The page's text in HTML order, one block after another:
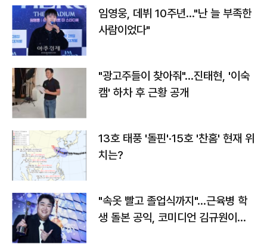
임영웅, 데뷔 10주년…"난 늘 부족한
사람이었다"
"광고주들이 찾아줘"…진태현, '이숙
캠' 하차 후 근황 공개
13호 태풍 '돌핀'·15호 '찬홈' 현재 위
치는?
"속옷 빨고 졸업식까지"…근육병 학
생 돌본 공익, 코미디언 김규원이었